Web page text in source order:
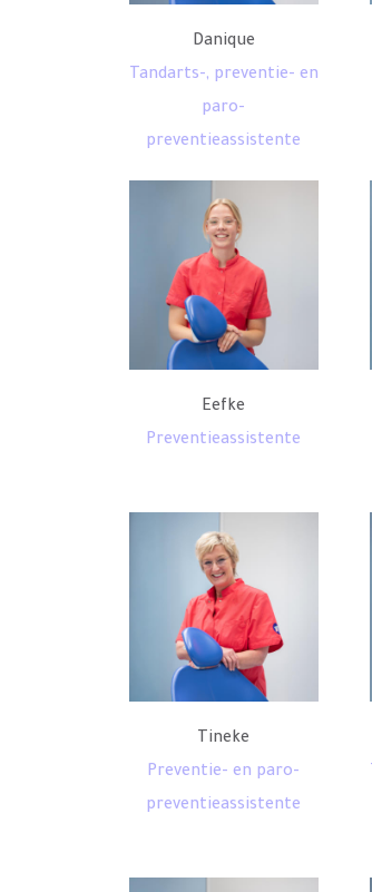
Danique
Tandarts-, preventie- en
paro-
preventieassistente
Eefke
Preventieassistente
Tineke
Preventie- en paro-
preventieassistente